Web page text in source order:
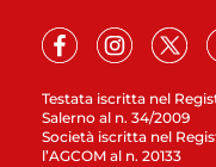
Testata iscritta nel
Salerno al n. 34/2009
Società iscritta nel
l’AGCOM al n. 20133